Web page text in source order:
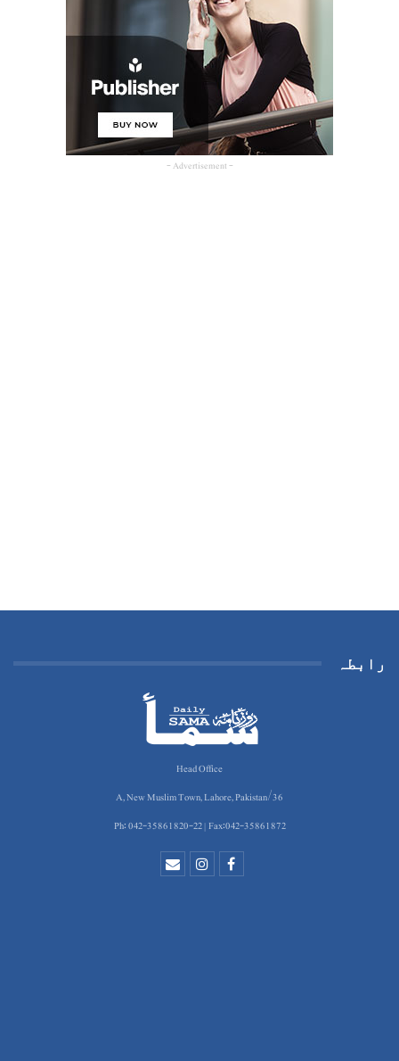
- Advertisement -
رابطہ
Head Office
36/A, New Muslim Town, Lahore, Pakistan
Ph: 042-35861820-22 | Fax:042-35861872